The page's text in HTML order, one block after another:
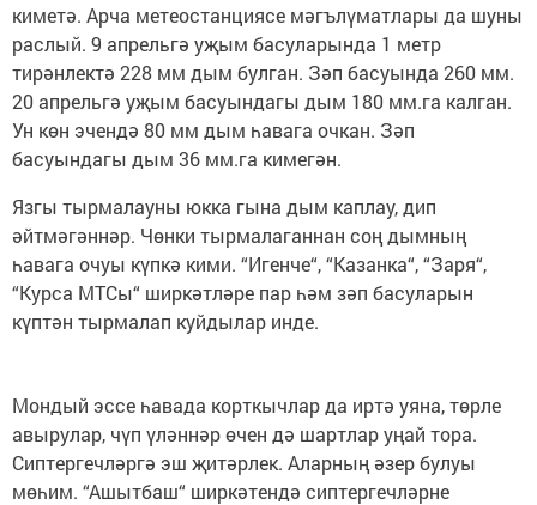
киметә. Арча метеостанциясе мәгълүматлары да шуны
раслый. 9 апрельгә уҗым басуларында 1 метр
тирәнлектә 228 мм дым булган. Зәп басуында 260 мм.
20 апрельгә уҗым басуындагы дым 180 мм.га калган.
Ун көн эчендә 80 мм дым һавага очкан. Зәп
басуындагы дым 36 мм.га кимегән.
Язгы тырмалауны юкка гына дым каплау, дип
әйтмәгәннәр. Чөнки тырмалаганнан соң дымның
һавага очуы күпкә кими. “Игенче“, “Казанка“, “Заря“,
“Курса МТСы“ ширкәтләре пар һәм зәп басуларын
күптән тырмалап куйдылар инде.
Мондый эссе һавада корткычлар да иртә уяна, төрле
авырулар, чүп үләннәр өчен дә шартлар уңай тора.
Сиптергечләргә эш җитәрлек. Аларның әзер булуы
мөһим. “Ашытбаш“ ширкәтендә сиптергечләрне